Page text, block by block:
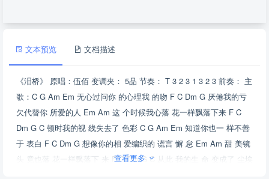
文本预览 文档描述
《泪桥》 原唱：伍佰 变调夹： 5品 节奏： T 3 2 3 1 3 2 3 前奏： 主
歌：C G Am Em 无心过问你 的心理我 的吻 F C Dm G 厌倦我的亏
欠代替你 所爱的人 Em Am 这 个时候我心落 花一样飘落下来 F C
Dm G C 顿时我的视 线失去了 色彩 C G Am Em 知道你也一 样不善
于 表白 F C Dm G 想像你的相 爱编织的 谎言 懈 怠 Em Am 甜 美镜
头 竟也落 花一样飘落下 来 F C Dm G C 从此 我的生 命 变成了 尘埃
查看更多